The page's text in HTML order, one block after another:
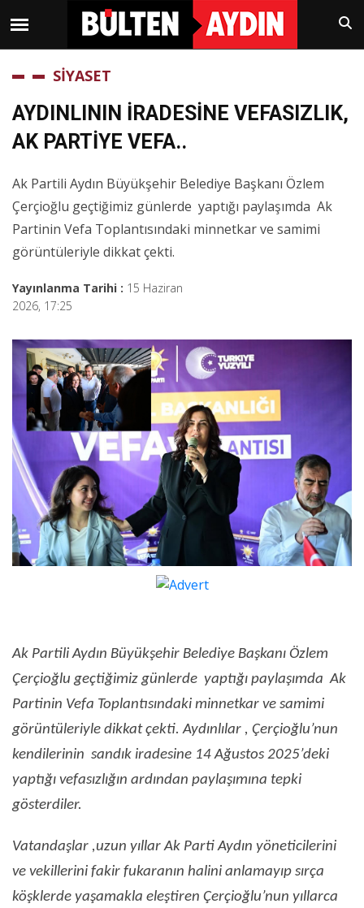
SİYASET
AYDINLININ İRADESİNE VEFASIZLIK,
AK PARTİYE VEFA..
Ak Partili Aydın Büyükşehir Belediye Başkanı Özlem
Çerçioğlu geçtiğimiz günlerde yaptığı paylaşımda Ak
Partinin Vefa Toplantısındaki minnetkar ve samimi
görüntüleriyle dikkat çekti.
Yayınlanma Tarihi : 15 Haziran
2026, 17:25
Ak Partili Aydın Büyükşehir Belediye Başkanı Özlem
Çerçioğlu geçtiğimiz günlerde yaptığı paylaşımda Ak
Partinin Vefa Toplantısındaki minnetkar ve samimi
görüntüleriyle dikkat çekti. Aydınlılar , Çerçioğlu’nun
kendilerinin sandık iradesine 14 Ağustos 2025’deki
yaptığı vefasızlığın ardından paylaşımına tepki
gösterdiler.
Vatandaşlar ,uzun yıllar Ak Parti Aydın yöneticilerini
ve vekillerini fakir fukaranın halini anlamayıp sırça
köşklerde yaşamakla eleştiren Çerçioğlu’nun yıllarca